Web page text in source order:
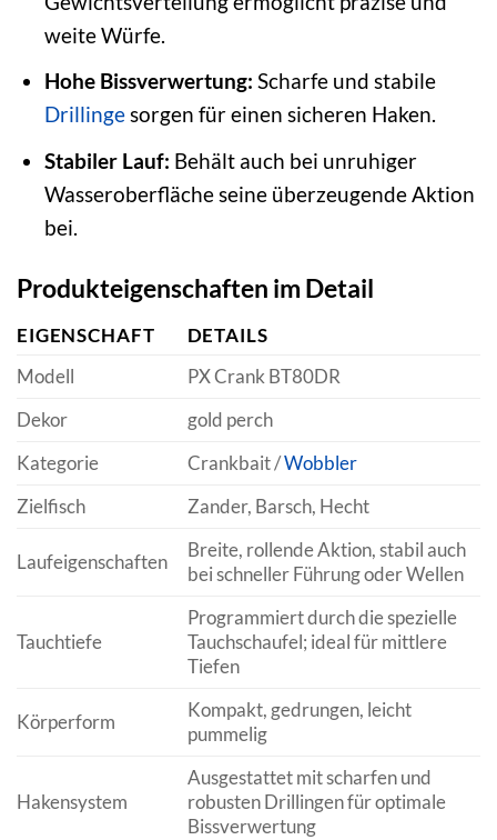
weite Würfe.
Hohe Bissverwertung: Scharfe und stabile
Drillingesorgen für einen sicheren Haken.
Stabiler Lauf: Behält auch bei unruhiger
Wasseroberfläche seine überzeugende Aktion
bei.
Produkteigenschaften im Detail
EIGENSCHAFT
DETAILS
Modell
PX Crank BT80DR
Dekor
gold perch
Kategorie
Crankbait /Wobbler
Zielfisch
Zander, Barsch, Hecht
Laufeigenschaften
Breite, rollende Aktion, stabil auch
bei schneller Führung oder Wellen
Tauchtiefe
Programmiert durch die spezielle
Tauchschaufel; ideal für mittlere
Tiefen
Körperform
Kompakt, gedrungen, leicht
pummelig
Hakensystem
Ausgestattet mit scharfen und
robusten Drillingen für optimale
Bissverwertung